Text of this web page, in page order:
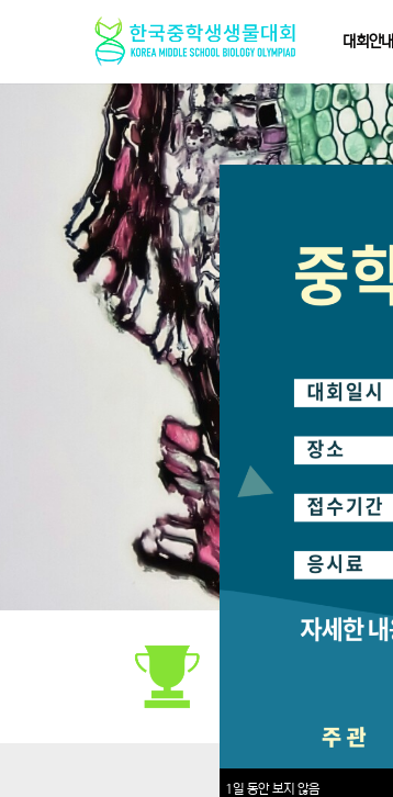
대회안내
1일 동안 보지 않음